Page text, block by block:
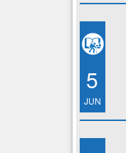
5
JUN